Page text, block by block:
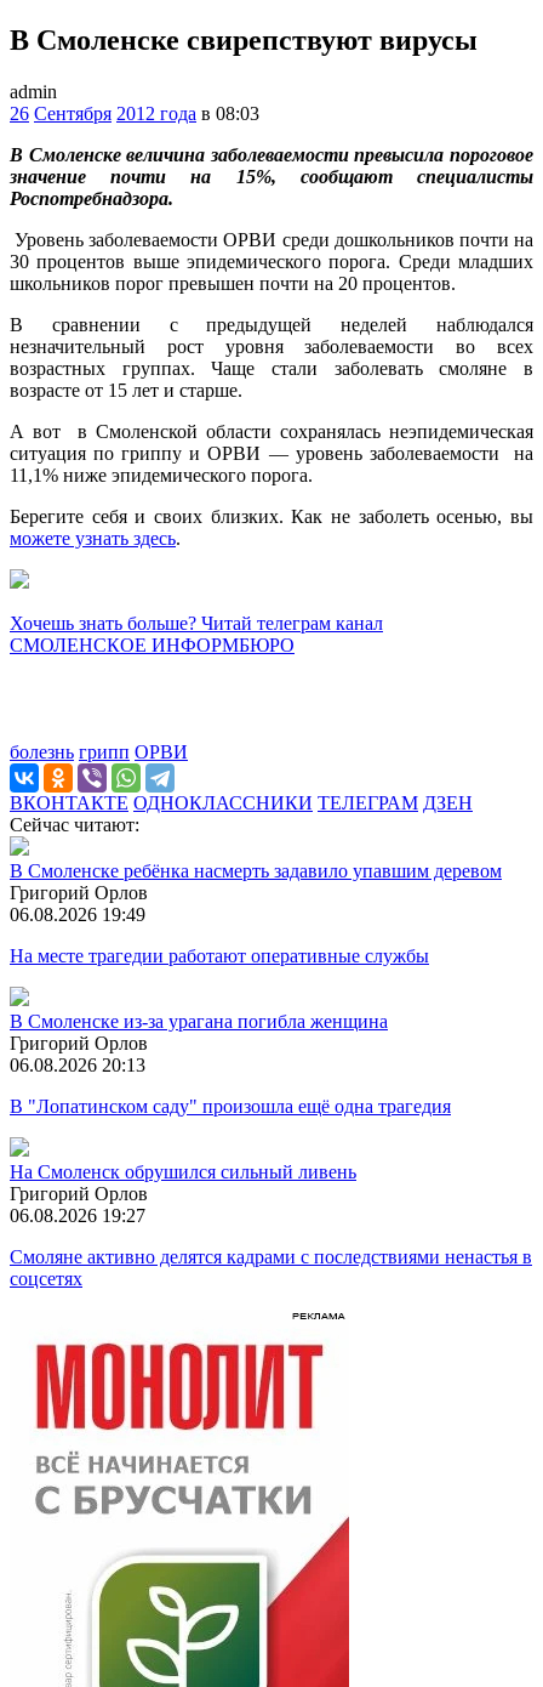
В Смоленске свирепствуют вирусы
admin
26 Сентября 2012 года в 08:03
В Смоленске величина заболеваемости превысила пороговое
значение почти на 15%, сообщают специалисты
Роспотребнадзора.
Уровень заболеваемости ОРВИ среди дошкольников почти на
30 процентов выше эпидемического порога. Среди младших
школьников порог превышен почти на 20 процентов.
В сравнении с предыдущей неделей наблюдался
незначительный рост уровня заболеваемости во всех
возрастных группах. Чаще стали заболевать смоляне в
возрасте от 15 лет и старше.
А вот в Смоленской области сохранялась неэпидемическая
ситуация по гриппу и ОРВИ — уровень заболеваемости на
11,1% ниже эпидемического порога.
Берегите себя и своих близких. Как не заболеть осенью, вы
можете узнать здесь.
Хочешь знать больше? Читай телеграм канал
СМОЛЕНСКОЕ ИНФОРМБЮРО
болезнь грипп ОРВИ
ВКОНТАКТЕ ОДНОКЛАССНИКИ ТЕЛЕГРАМ ДЗЕН
Сейчас читают:
В Смоленске ребёнка насмерть задавило упавшим деревом
Григорий Орлов
06.08.2026 19:49
На месте трагедии работают оперативные службы
В Смоленске из-за урагана погибла женщина
Григорий Орлов
06.08.2026 20:13
В "Лопатинском саду" произошла ещё одна трагедия
На Смоленск обрушился сильный ливень
Григорий Орлов
06.08.2026 19:27
Смоляне активно делятся кадрами с последствиями ненастья в
соцсетях